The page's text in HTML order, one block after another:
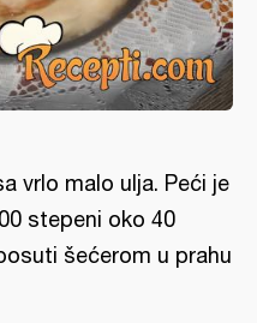
vrlo malo ulja. Peći je
stepeni oko 40
šećerom u prahu